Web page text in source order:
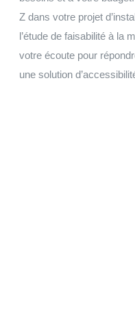
Z dans votre projet
l’étude de faisabilité à la
votre écoute pour
une solution